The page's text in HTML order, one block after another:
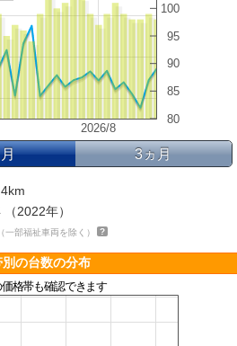
2026/8
80
85
90
95
100
3ヵ月
（2022年）
部福祉車両を除く）
の台数の分布
格帯も確認できます